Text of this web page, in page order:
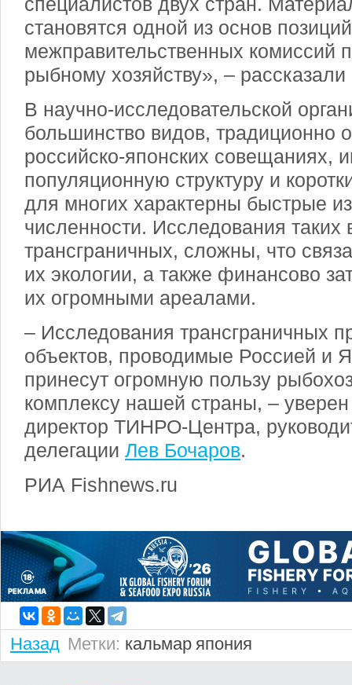
становятся одной из основ
межправительственных комиссий
рыбному хозяйству», –
В научно-исследовательской
большинство видов, традиционно
российско-японских совещаниях,
популяционную структуру и
для многих характерны быстрые
численности. Исследования таких
трансграничных, сложны, что
их экологии, а также финансово
их огромными ареалами.
– Исследования трансграничных
объектов, проводимые Россией и
принесут огромную пользу
комплексу нашей страны, –
директор ТИНРО-Центра,
делегации Лев Бочаров.
РИА Fishnews.ru
Назад Метки: кальмар япония